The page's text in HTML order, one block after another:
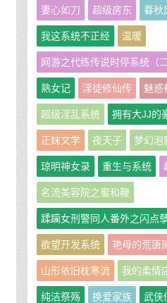
妻心如刀 超级房东 春秋
我这系统不正经 温暖
网游之代练传说时停系统（
熟女记 淫徒修仙传 魅惑
超级淫乱系统 拥有大JJ的
正妹文学 夜天子 梦幻泡
琼明神女录 重生与系统
名流美容院之蜜和鞭
蹂躏女刑警同人番外之闪点
欲望开发系统 艳母的荒唐
山形依旧枕寒流 我的柔情
纯洁祭殇 换爱家族 武侠